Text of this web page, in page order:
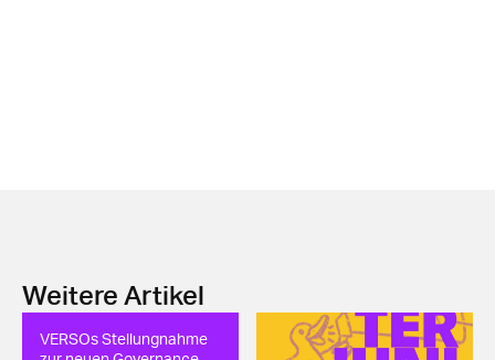
VERSOs Stellungnahme Newsletter Juni 2026
Weitere Artikel